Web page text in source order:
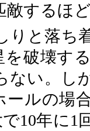
敵するほ
りと落ち
破壊す
ない。し
ールの場
10年に1